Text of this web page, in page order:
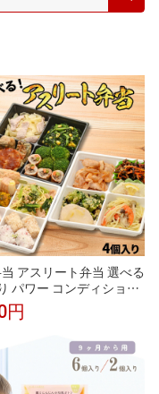
アスリート弁当 選べる
パワー コンディショニ
バリー 筋肉 低脂質 高
試合後 練習後 運動後
ト 管理栄養士監修 肉 魚
時短 送料無料
円